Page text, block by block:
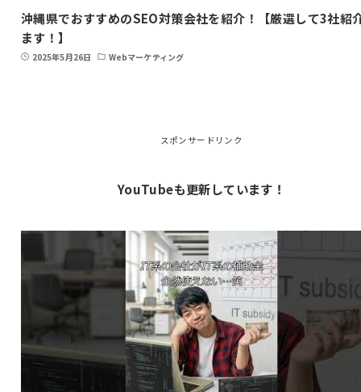
沖縄県でおすすめのSEO対策会社を紹介！【厳選して3社紹
ます！】
2025年5月26日 Webマーケティング
スポンサードリンク
YouTubeも更新しています！